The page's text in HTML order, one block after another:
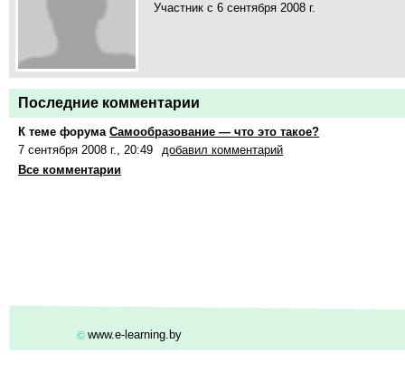
Участник с 6 сентября 2008 г.
Последние комментарии
К теме форума Самообразование — что это такое?
7 сентября 2008 г., 20:49
добавил комментарий
Все комментарии
© www.e-learning.by